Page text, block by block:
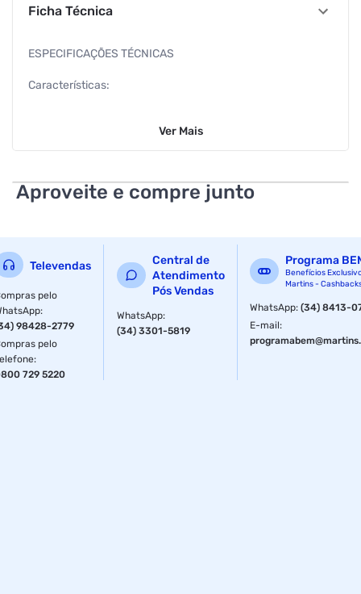
Ficha Técnica
ESPECIFICAÇÕES TÉCNICAS
Características:
Especificações:
A Guia de Cabo 1U Alta Densidade possui 150mm de
profundidade e é um acessório padrão 19? tipo caneleta
vazada
Ver Mais
Aproveite e compre junto
Televendas
pelo
:
98428-2779
pelo
:
729 5220
Central de
Atendimento
Pós Vendas
WhatsApp:
(34) 3301-5819
Programa
Benefícios
Martins -
WhatsApp:(34) 8413-
E-mail: